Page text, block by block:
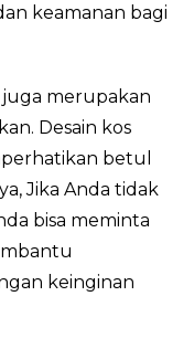
keamanan bagi
juga merupakan
Desain kos
betul
Jika Anda tidak
bisa meminta
keinginan